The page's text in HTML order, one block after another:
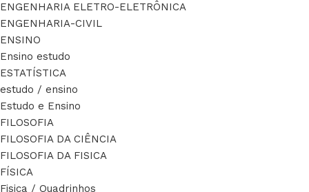
ENGENHARIA ELETRO-ELETRÔNICA
ENGENHARIA-CIVIL
ENSINO
Ensino estudo
ESTATÍSTICA
estudo / ensino
Estudo e Ensino
FILOSOFIA
FILOSOFIA DA CIÊNCIA
FILOSOFIA DA FISICA
FÍSICA
Fisica / Quadrinhos